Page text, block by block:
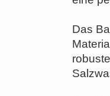
Das